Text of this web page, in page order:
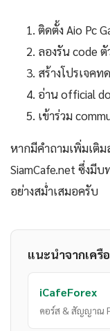
ติดตั้ง Aio Pc
ลองรัน code
สร้างโปรเจค
อ่าน official
เข้าร่วม
หากมีคำถามเพิ่มเติ
SiamCafe.net ซึ่งมี
อย่างสม่ำเสมอครับ
แนะนำจากเครื
iCafeForex
คอร์ส & สัญญาณ